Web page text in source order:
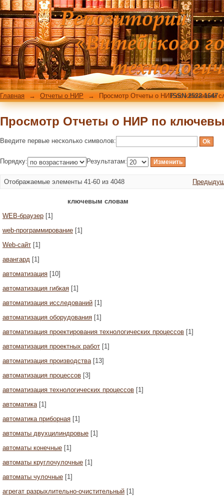
Просмотр Отчеты о НИР по
Главная → Отчеты о НИР → Просмотр Отчеты о НИР по ключевым
ISSN 2522-1647
Просмотр Отчеты о НИР по
Введите первые несколько символов:
Порядку: Результатам:
Отображаемые элементы 41-60 из 4048
ключевым словам
WEB-браузер [1]
web-программирование [1]
Web-сайт [1]
авангард [1]
автоматизация [10]
автоматизация гибкая [1]
автоматизация исследований [1]
автоматизация оборудования [1]
автоматизация проектирования технологических процессов [1]
автоматизация проектных работ [1]
автоматизация производства[13]
автоматизация процессов [3]
автоматизация технологических процессов [1]
автоматика[1]
автоматика приборная [1]
автоматы двухцилиндровые [1]
автоматы конечные [1]
автоматы круглочулочные [1]
автоматы чулочные [1]
агрегат разрыхлительно-очистительный [1]